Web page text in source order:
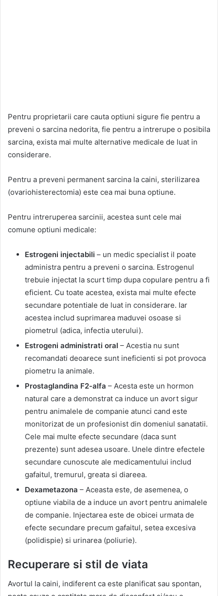
Pentru proprietarii care cauta optiuni sigure fie pentru a
preveni o sarcina nedorita, fie pentru a intrerupe o posibila
sarcina, exista mai multe alternative medicale de luat in
considerare.
Pentru a preveni permanent sarcina la caini, sterilizarea
(ovariohisterectomia) este cea mai buna optiune.
Pentru intreruperea sarcinii, acestea sunt cele mai
comune optiuni medicale:
Estrogeni injectabili – un medic specialist il poate
administra pentru a preveni o sarcina. Estrogenul
trebuie injectat la scurt timp dupa copulare pentru a fi
eficient. Cu toate acestea, exista mai multe efecte
secundare potentiale de luat in considerare. Iar
acestea includ suprimarea maduvei osoase si
piometrul (adica, infectia uterului).
Estrogeni administrati oral – Acestia nu sunt
recomandati deoarece sunt ineficienti si pot provoca
piometru la animale.
Prostaglandina F2-alfa – Acesta este un hormon
natural care a demonstrat ca induce un avort sigur
pentru animalele de companie atunci cand este
monitorizat de un profesionist din domeniul sanatatii.
Cele mai multe efecte secundare (daca sunt
prezente) sunt adesea usoare. Unele dintre efectele
secundare cunoscute ale medicamentului includ
gafaitul, tremurul, greata si diareea.
Dexametazona – Aceasta este, de asemenea, o
optiune viabila de a induce un avort pentru animalele
de companie. Injectarea este de obicei urmata de
efecte secundare precum gafaitul, setea excesiva
(polidispie) si urinarea (poliurie).
Recuperare si stil de viata
Avortul la caini, indiferent ca este planificat sau spontan,